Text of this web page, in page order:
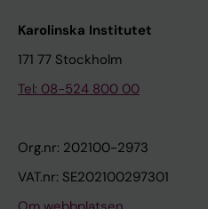
Karolinska Institutet
171 77 Stockholm
Tel: 08-524 800 00
Org.nr: 202100-2973
VAT.nr: SE202100297301